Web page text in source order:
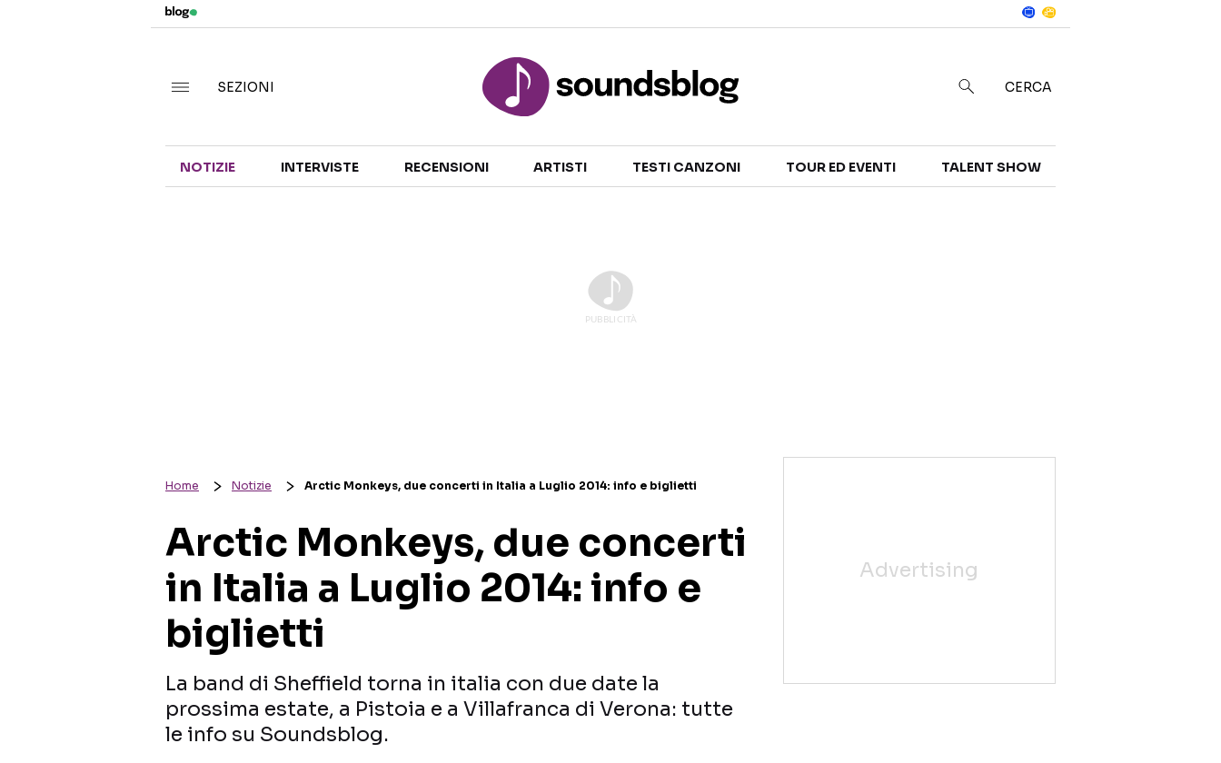
TALENT SHOW
SEZIONI CERCA
NOTIZIE INTERVISTE RECENSIONI ARTISTI TESTI CANZONI TOUR ED EVENTI TALENT SHOW
Home Notizie Arctic Monkeys, due concerti in Italia a Luglio 2014: info e biglietti
Arctic Monkeys, due concerti
in Italia a Luglio 2014: info e
biglietti
La band di Sheffield torna in italia con due date la
prossima estate, a Pistoia e a Villafranca di Verona: tutte
le info su Soundsblog.